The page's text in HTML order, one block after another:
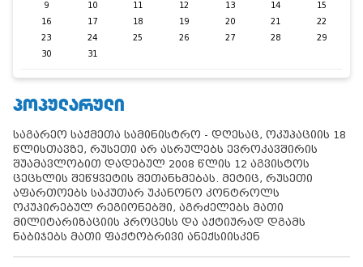
9
10 11 12 13 14
15
16
17 18 19 20 21
22
23
24 25 26 27 28
29
30
31
ᲞᲝᲞᲣᲚᲐᲠᲣᲚᲘ
საგარეო საქმეთა სამინისტრო - დღესაც, ოკუპაციის 18
წლისთავზე, რუსეთი არ ასრულებს ევროკავშირის
შუამავლობით დადებულ 2008 წლის 12 აგვისტოს
ცეცხლის შეწყვეტის შეთანხმებას. მეტიც, რუსეთი
აფართოებს საკუთარ უკანონო კონტროლს
ოკუპირებულ რეგიონებში, აგრძელებს მათი
მილიტარიზაციის პროცესს და აქტიურად დგამს
ნაბიჯებს მათი ფაქტობრივი ანექსიისკენ